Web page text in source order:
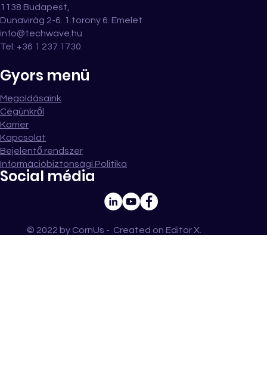
1138 Budapest,
Dunavirág 2-6. 1.torony 6. Emelet
info@techwave.hu
Tel: +36 1 237 1730
Gyors menü
Megoldásaink
Cégünkről
Karrier
Kapcsolat
Bejelentő rendszer
Információbiztonsági Politika
Social média
© 2022 by CornUs - Created on Editor X.